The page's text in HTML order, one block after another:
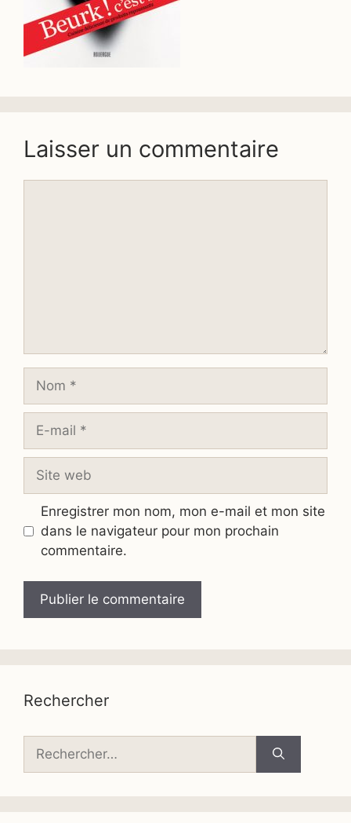
Laisser un commentaire
Nom
Site
Enregistrer mon nom, mon e-mail et mon site
dans le navigateur pour mon prochain
commentaire.
Rechercher